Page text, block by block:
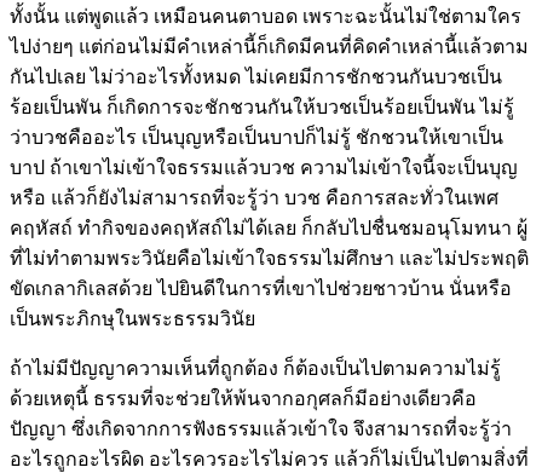
ทั้งนั้น แต่พูดแล้ว เหมือนคนตาบอด เพราะฉะนั้นไม่ใช่ตามใคร
ไปง่ายๆ แต่ก่อนไม่มีคำเหล่านี้ก็เกิดมีคนที่คิดคำเหล่านี้เเล้วตาม
กันไปเลย ไม่ว่าอะไรทั้งหมด ไม่เคยมีการชักชวนกันบวชเป็น
ร้อยเป็นพัน ก็เกิดการจะชักชวนกันให้บวชเป็นร้อยเป็นพัน ไม่รู้
ว่าบวชคืออะไร เป็นบุญหรือเป็นบาปก็ไม่รู้ ชักชวนให้เขาเป็น
บาป ถ้าเขาไม่เข้าใจธรรมแล้วบวช ความไม่เข้าใจนี้จะเป็นบุญ
หรือ แล้วก็ยังไม่สามารถที่จะรู้ว่า บวช คือการสละทั่วในเพศ
คฤหัสถ์ ทำกิจของคฤหัสถ์ไม่ได้เลย ก็กลับไปชื่นชมอนุโมทนา ผู้
ที่ไม่ทำตามพระวินัยคือไม่เข้าใจธรรมไม่ศึกษา และไม่ประพฤติ
ขัดเกลากิเลสด้วย ไปยินดีในการที่เขาไปช่วยชาวบ้าน นั่นหรือ
เป็นพระภิกษุในพระธรรมวินัย
ถ้าไม่มีปัญญาความเห็นที่ถูกต้อง ก็ต้องเป็นไปตามความไม่รู้
ด้วยเหตุนี้ ธรรมที่จะช่วยให้พ้นจากอกุศลก็มีอย่างเดียวคือ
ปัญญา ซึ่งเกิดจากการฟังธรรมแล้วเข้าใจ จึงสามารถที่จะรู้ว่า
อะไรถูกอะไรผิด อะไรควรอะไรไม่ควร แล้วก็ไม่เป็นไปตามสิ่งที่